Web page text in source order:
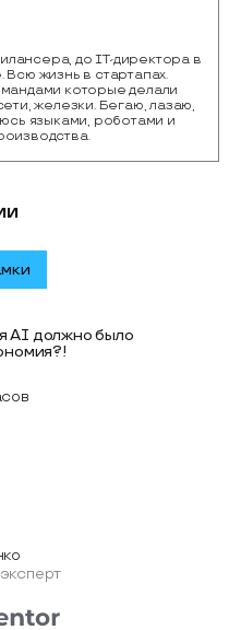
до IT-директора в
жизнь в стартапах.
которые делали
железки. Бегаю, лазаю,
языками, роботами и
AI должно было